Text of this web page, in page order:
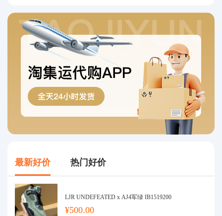
最新好价 热门好价
LJR UNDEFEATED x AJ4军绿 IB1519200
¥500.00